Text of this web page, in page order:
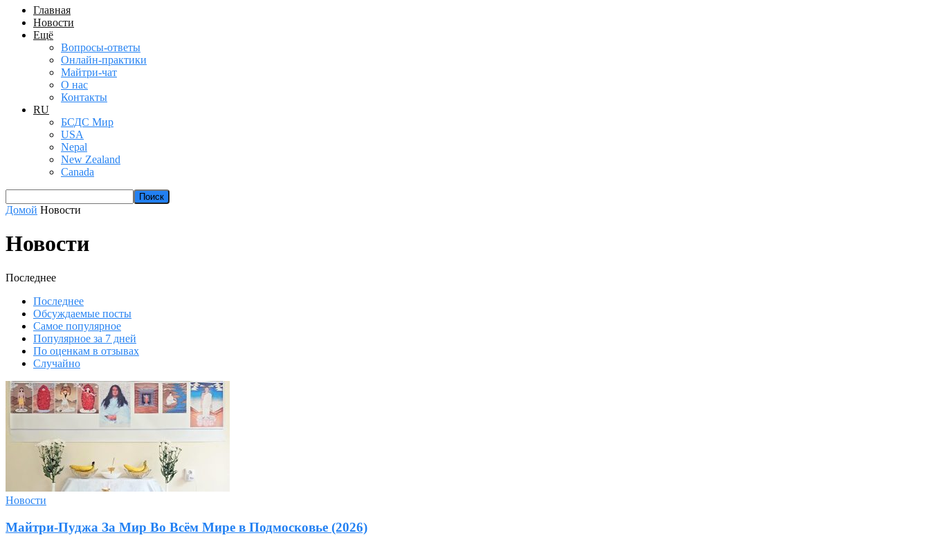
Главная
Новости
Ещё
Вопросы-ответы
Онлайн-практики
Майтри-чат
О нас
Контакты
RU
БСДС Мир
USA
Nepal
New Zealand
Canada
Домой Новости
Новости
Последнее
Последнее
Обсуждаемые посты
Самое популярное
Популярное за 7 дней
По оценкам в отзывах
Случайно
Новости
Майтри-Пуджа За Мир Во Всём Мире в Подмосковье (2026)